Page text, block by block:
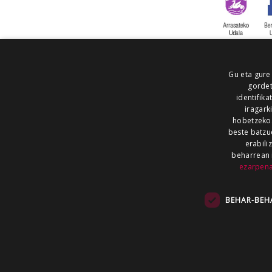
ALEA
NOAUA
Gu eta
hobetzeko.
beste
BEHAR-